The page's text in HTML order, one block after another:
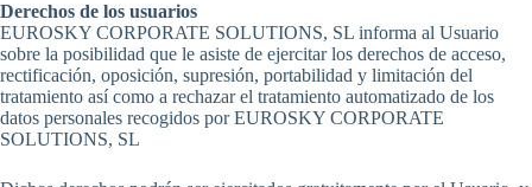
Derechos de los usuarios
EUROSKY CORPORATE SOLUTIONS, SL informa al Usuario
sobre la posibilidad que le asiste de ejercitar los derechos de acceso,
rectificación, oposición, supresión, portabilidad y limitación del
tratamiento así como a rechazar el tratamiento automatizado de los
datos personales recogidos por EUROSKY CORPORATE
SOLUTIONS, SL